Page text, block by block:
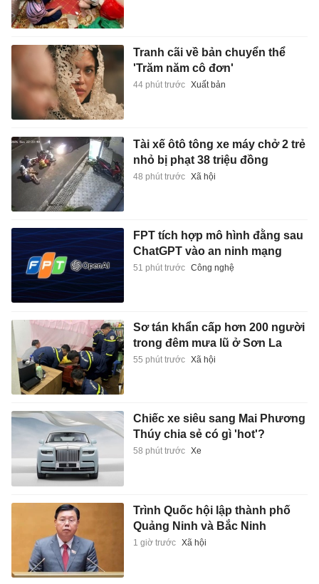
Tranh cãi về bản chuyển thể
'Trăm năm cô đơn'
44 phút trước Xuất bản
Tài xế ôtô tông xe máy chở 2 trẻ
nhỏ bị phạt 38 triệu đồng
48 phút trước Xã hội
FPT tích hợp mô hình đằng sau
ChatGPT vào an ninh mạng
51 phút trước Công nghệ
Sơ tán khẩn cấp hơn 200 người
trong đêm mưa lũ ở Sơn La
55 phút trước Xã hội
Chiếc xe siêu sang Mai Phương
Thúy chia sẻ có gì 'hot'?
58 phút trước Xe
Trình Quốc hội lập thành phố
Quảng Ninh và Bắc Ninh
1 giờ trước Xã hội